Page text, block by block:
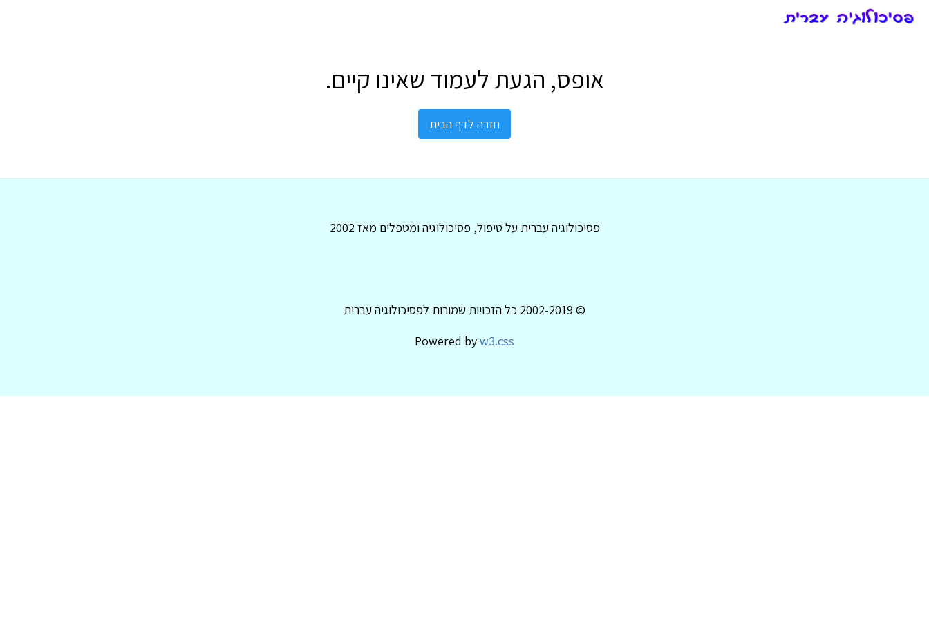
אופס, הגעת לעמוד שאינו קיים.
חזרה לדף הבית
פסיכולוגיה עברית על טיפול, פסיכולוגיה ומטפלים מאז 2002
© 2002-2019 כל הזכויות שמורות לפסיכולוגיה עברית
Powered byw3.css